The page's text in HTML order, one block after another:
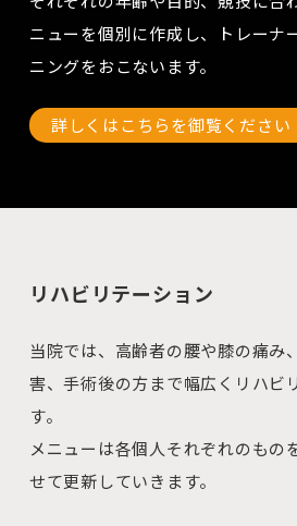
ニューを個別に作成し、トレーナ
ニングをおこないます。
詳しくはこちらを御覧ください
リハビリテーション
当院では、高齢者の腰や膝の痛み
害、手術後の方まで幅広くリハビ
す。
メニューは各個人それぞれのもの
せて更新していきます。